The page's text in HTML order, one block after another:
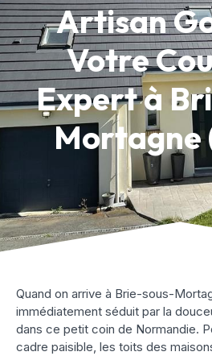
Artisan
Votre
Expert à
Mortagne
Quand on arrive à Brie-sous-
immédiatement séduit par la
dans ce petit coin de Normandie.
cadre paisible, les toits des